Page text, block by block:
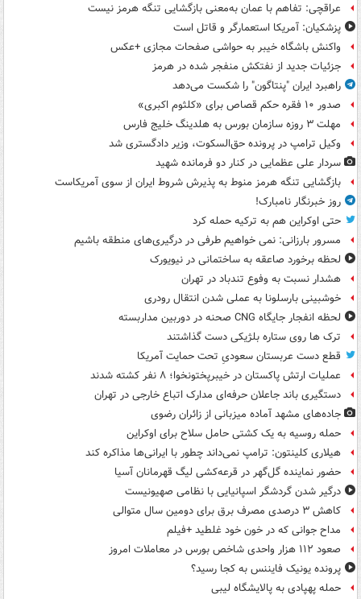
عراقچی: تفاهم با عمان به‌معنی بازگشایی تنگه هرمز نیست
پزشکیان: آمریکا استعمارگر و قاتل است
واکنش باشگاه خیبر به حواشی صفحات مجازی +عکس
جزئیات جدید از نفتکش منفجر شده در هرمز
راهبرد ایران "پنتاگون" را شکست می‌دهد
صدور ۱۰ فقره حکم قصاص برای «کلثوم اکبری»
مهلت ۳ روزه سازمان بورس به هلدینگ خلیج فارس
وکیل ترامپ در پرونده حق‌السکوت، وزیر دادگستری شد
سردار علی عظمایی در کنار دو فرمانده شهید
بازگشایی تنگه هرمز منوط به پذیرش شروط ایران از سوی آمریکاست
روز خبرنگار نامبارک!
حتی اوکراین هم به ترکیه حمله کرد
مسرور بارزانی: نمی خواهیم طرفی در درگیری‌های منطقه باشیم
لحظه برخورد صاعقه به ساختمانی در نیویورک
هشدار نسبت به وفوع تندباد در تهران
خوشبینی بارسلونا به عملی شدن انتقال رودری
لحظه انفجار جایگاه CNG صحنه در دوربین مداربسته
ترک ها روی ستاره بلژیکی دست گذاشتند
قطع دست عربستان سعودیِ تحت حمایت آمریکا
عملیات ارتش پاکستان در خیبرپختونخوا؛ ۸ نفر کشته شدند
دستگیری باند جاعلان حرفه‌ای مدارک اتباع خارجی در تهران
جاده‌های مشهد آماده میزبانی از زائران رضوی
حمله روسیه به یک کشتی حامل سلاح برای اوکراین
هیلاری کلینتون: ترامپ نمی‌داند چطور با ایرانی‌ها مذاکره کند
حضور نماینده گل‌گهر در قرعه‌کشی لیگ قهرمانان آسیا
درگیر شدن گردشگر اسپانیایی با نظامی صهیونیست
کاهش ۳ درصدی مصرف برق برای دومین سال متوالی
مداح جوانی که در خون خود غلطید +فیلم
صعود ۱۱۲ هزار واحدی شاخص بورس در معاملات امروز
پرونده یونیک فایننس به کجا رسید؟
حمله پهپادی به پالایشگاه لیبی